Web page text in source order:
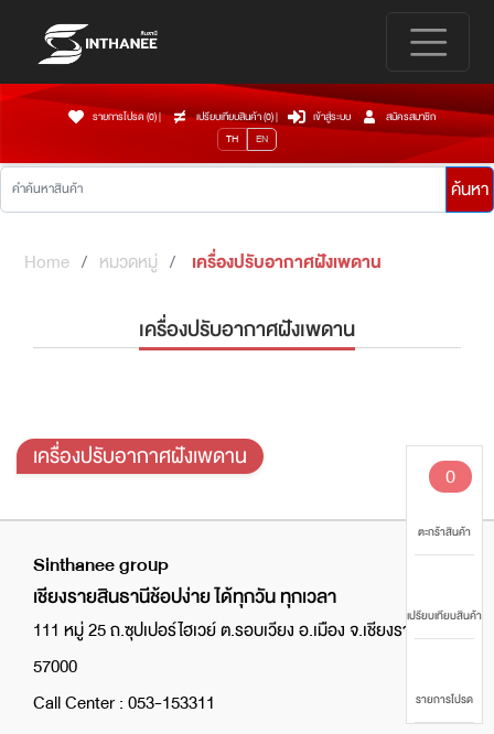
รายการโปรด (0)| เปรียบเทียบสินค้า (0)| เข้าสู่ระบบ
สมัครสมาชิก
TH
EN
ค้นหา
0
ตะกร้าสินค้า
เปรียบเทียบสินค้า
รายการโปรด
Home หมวดหมู่ เครื่องปรับอากาศฝังเพดาน
เครื่องปรับอากาศฝังเพดาน
เครื่องปรับอากาศฝังเพดาน
Sinthanee group
เชียงรายสินธานีช้อปง่าย ได้ทุกวัน ทุกเวลา
111 หมู่ 25 ถ.ซุปเปอร์ไฮเวย์ ต.รอบเวียง อ.เมือง จ.เชียงราย
57000
Call Center : 053-153311